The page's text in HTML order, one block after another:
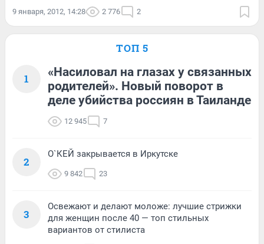
9 января, 2012, 14:28 2 776 2
ТОП 5
1
«Насиловал на глазах у связанных
родителей». Новый поворот в
деле убийства россиян в Таиланде
12 945 7
2
О`КЕЙ закрывается в Иркутске
9 842 23
3
Освежают и делают моложе: лучшие стрижки
для женщин после 40 — топ стильных
вариантов от стилиста